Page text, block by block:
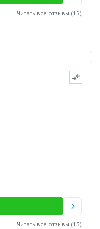
Читать все отзывы (15)
Читать все отзывы (13)